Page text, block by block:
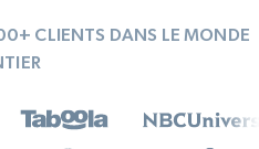
CLIENTS DANS LE MONDE